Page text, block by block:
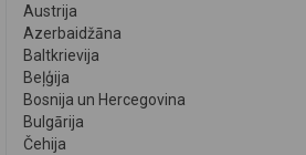
Austrija
Azerbaidžāna
Baltkrievija
Beļģija
Bosnija un Hercegovina
Bulgārija
Čehija